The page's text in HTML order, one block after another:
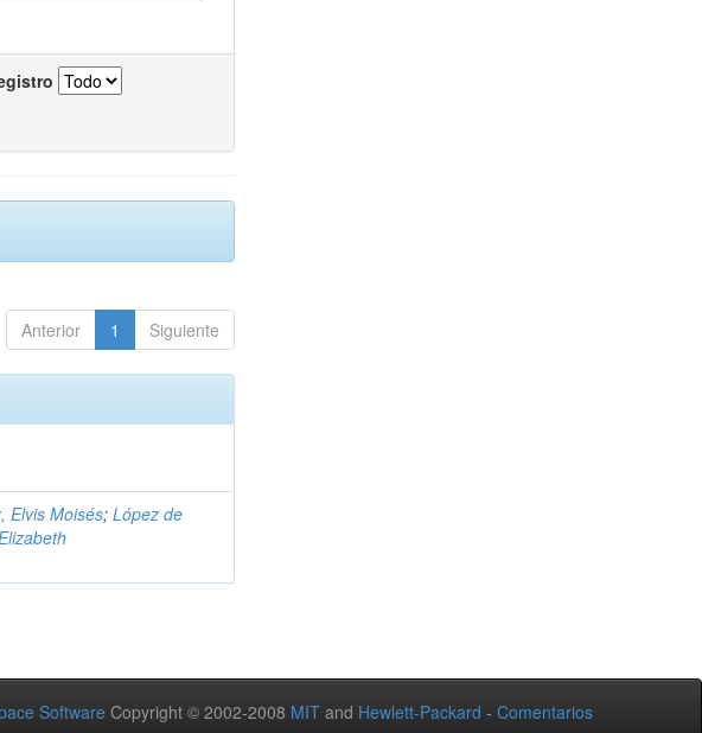
Anterior 1 Siguiente
Elvis Moisés;López de
Software Copyright © 2002-2008 MIT and Hewlett-Packard - Comentarios